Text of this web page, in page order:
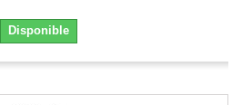
Disponible